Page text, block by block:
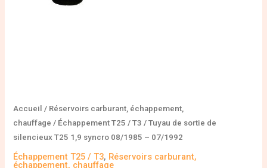
Accueil / Réservoirs carburant, échappement,
chauffage / Échappement T25 / T3 / Tuyau de sortie de
silencieux T25 1,9 syncro 08/1985 – 07/1992
Échappement T25 / T3, Réservoirs carburant,
échappement, chauffage